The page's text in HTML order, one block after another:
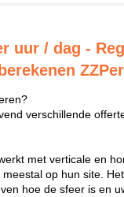
uur / dag -
verschillende
met verticale en
op hun site.
hoe de sfeer is en